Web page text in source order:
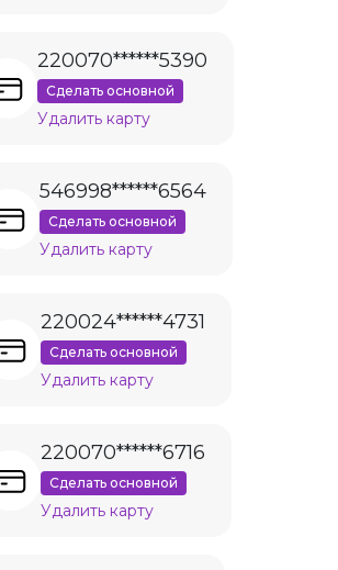
220070******5390
Сделать основной
Удалить карту
546998******6564
Сделать основной
Удалить карту
220024******4731
Сделать основной
Удалить карту
220070******6716
Сделать основной
Удалить карту